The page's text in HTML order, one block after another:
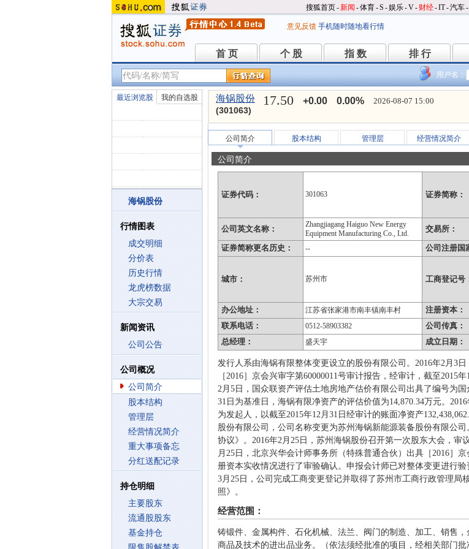
搜狐首页-新闻 -体育-S -娱乐-V- 财经-IT-汽车-
意见反馈 手机随时随地看行情
首 页
首 页 个 股
个 股 指 数
指 数 排 行
排 行
用户名：
最近浏览股 我的自选股
海锅股份
行情图表
成交明细
分价表
历史行情
龙虎榜数据
大宗交易
新闻资讯
公司公告
公司概况
公司简介
股本结构
管理层
经营情况简介
重大事项备忘
分红送配记录
持仓明细
主要股东
流通股股东
基金持仓
海锅股份
(301063)
17.50 +0.00 0.00% 2026-08-07 15:00
公司简介 股本结构 管理层 经营情况简介
公司简介
证券代码： 301063 证券简称：
公司英文名称：
Zhangjiagang Haiguo New Energy
Equipment Manufacturing Co., Ltd.
交易所：
证券简称更名历史： -- 公司注册国
城市： 苏州市 工商登记号
办公地址： 江苏省张家港市南丰镇南丰村 注册资本：
联系电话： 0512-58903382 公司传真：
总经理： 盛天宇 成立日期：
发行人系由海锅有限整体变更设立的股份有限公司。2016年2月3
［2016］京会兴审字第60000011号审计报告，经审计，截至2015
2月5日，国众联资产评估土地房地产估价有限公司出具了编号为
31日为基准日，海锅有限净资产的评估价值为14,870.34万元。
为发起人，以截至2015年12月31日经审计的账面净资产
股份有限公司，公司名称变更为苏州海锅新能源装备股份有限公
协议》。2016年2月25日，苏州海锅股份召开第一次股东大会，
月25日，北京兴华会计师事务所（特殊普通合伙）出具［2016］
册资本实收情况进行了审验确认。申报会计师已对整体变更进行
3月25日，公司完成工商变更登记并取得了苏州市工商行政管理局
照》。
经营范围：
铸锻件、金属构件、石化机械、法兰、阀门的制造、加工、销售
商品及技术的进出品业务。（依法须经批准的项目，经相关部门